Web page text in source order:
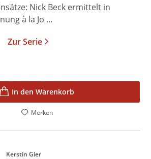
Nick Beck ermittelt in
à la Jo ...
Zur Serie
In den Warenkorb
Merken
Kerstin Gier